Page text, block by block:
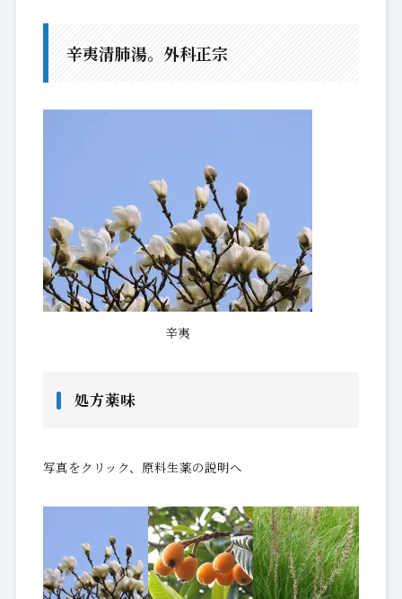
辛夷清肺湯。外科正宗
辛夷
処方薬味
写真をクリック、原料生薬の説明へ